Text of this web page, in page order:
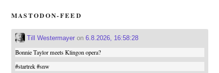
MASTODON-FEED
Till Westermayeron 6.8.2026, 16:58:28
Bonnie Taylor meets Klingon opera?
#startrek #snw